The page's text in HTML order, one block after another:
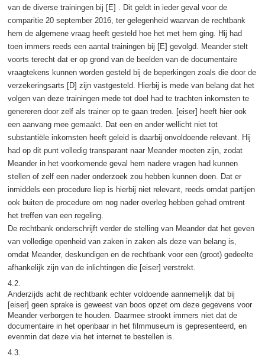
van de diverse trainingen bij [E] . Dit geldt in ieder geval voor de
comparitie 20 september 2016, ter gelegenheid waarvan de rechtbank
hem de algemene vraag heeft gesteld hoe het met hem ging. Hij had
toen immers reeds een aantal trainingen bij [E] gevolgd. Meander stelt
voorts terecht dat er op grond van de beelden van de documentaire
vraagtekens kunnen worden gesteld bij de beperkingen zoals die door de
verzekeringsarts [D] zijn vastgesteld. Hierbij is mede van belang dat het
volgen van deze trainingen mede tot doel had te trachten inkomsten te
genereren door zelf als trainer op te gaan treden. [eiser] heeft hier ook
een aanvang mee gemaakt. Dat een en ander wellicht niet tot
substantiële inkomsten heeft geleid is daarbij onvoldoende relevant. Hij
had op dit punt volledig transparant naar Meander moeten zijn, zodat
Meander in het voorkomende geval hem nadere vragen had kunnen
stellen of zelf een nader onderzoek zou hebben kunnen doen. Dat er
inmiddels een procedure liep is hierbij niet relevant, reeds omdat partijen
ook buiten de procedure om nog nader overleg hebben gehad omtrent
het treffen van een regeling.
De rechtbank onderschrijft verder de stelling van Meander dat het geven
van volledige openheid van zaken in zaken als deze van belang is,
omdat Meander, deskundigen en de rechtbank voor een (groot) gedeelte
afhankelijk zijn van de inlichtingen die [eiser] verstrekt.
4.2.
Anderzijds acht de rechtbank echter voldoende aannemelijk dat bij
[eiser] geen sprake is geweest van boos opzet om deze gegevens voor
Meander verborgen te houden. Daarmee strookt immers niet dat de
documentaire in het openbaar in het filmmuseum is gepresenteerd, en
evenmin dat deze via het internet te bestellen is.
4.3.